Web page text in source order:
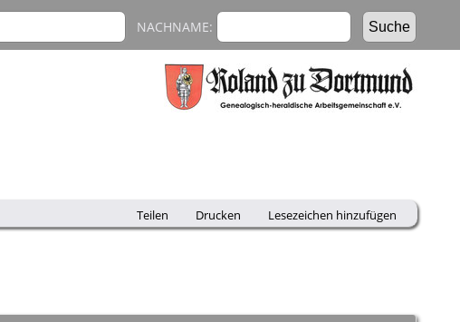
NACHNAME:
Teilen Drucken Lesezeichen hinzufügen